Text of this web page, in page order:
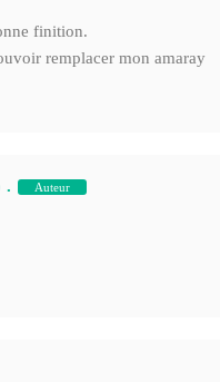
finition.
remplacer mon amaray
. Auteur